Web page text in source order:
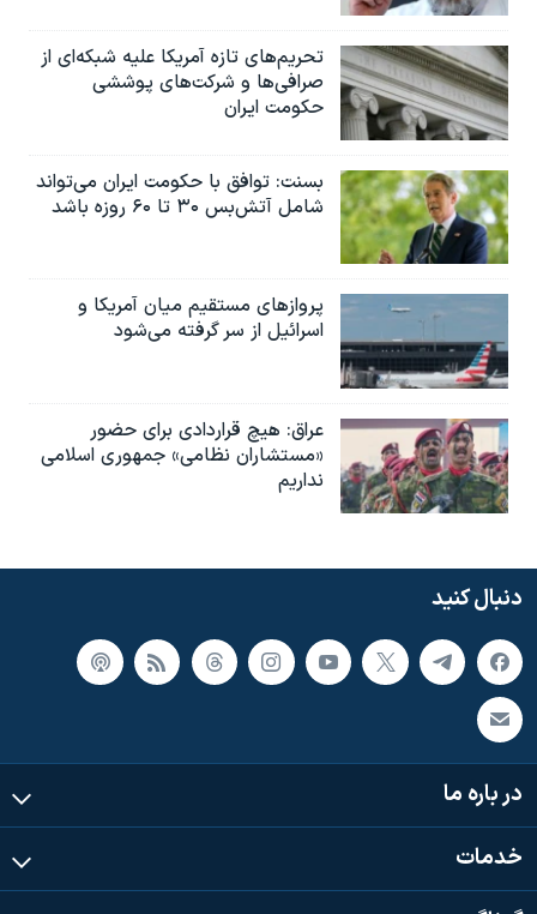
تحریم‌های تازه آمریکا علیه شبکه‌ای از
صرافی‌ها و شرکت‌های پوششی
حکومت ایران
بسنت: توافق با حکومت ایران می‌تواند
شامل آتش‌بس ۳۰ تا ۶۰ روزه باشد
پروازهای مستقیم میان آمریکا و
اسرائیل از سر گرفته می‌شود
عراق: هیچ قراردادی برای حضور
«مستشاران نظامی» جمهوری اسلامی
نداریم
دنبال کنید
در باره ما
خدمات